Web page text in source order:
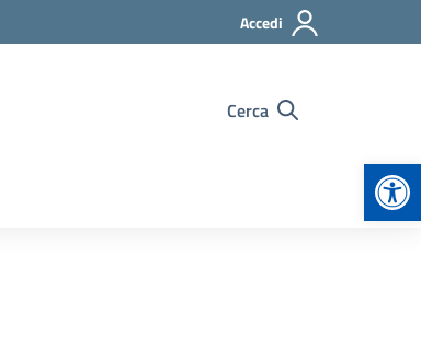
Accedi
Cerca